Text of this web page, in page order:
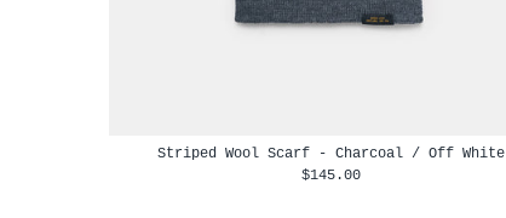
Striped Wool Scarf - Charcoal / Off White
$145.00